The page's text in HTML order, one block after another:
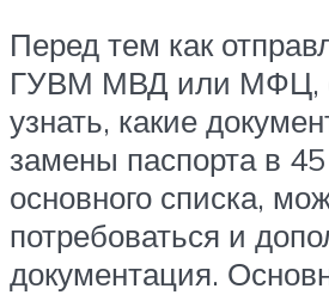
Перед тем как
ГУВМ МВД или МФЦ,
узнать, какие
замены паспорта в
основного списка,
потребоваться и
документация.